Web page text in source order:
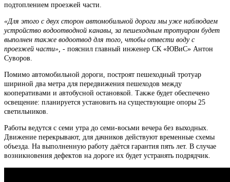
подтоплением проезжей части.
«Для этого с двух сторон автомобильной дороги мы уже наблюдаем
устройство водоотводной канавы, за пешеходным тротуаром будет
выполнен также водоотвод для того, чтобы отвести воду с
проезжей части», - пояснил главный инженер СК «ЮВиС» Антон
Суворов.
Помимо автомобильной дороги, построят пешеходный тротуар
шириной два метра для передвижения пешеходов между
кооперативами и автобусной остановкой. Также будет обеспечено
освещение: планируется установить на существующие опоры 25
светильников.
Работы ведутся с семи утра до семи-восьми вечера без выходных.
Движение перекрывают, для дачников действуют временные схемы
объезда. На выполненную работу даётся гарантия пять лет. В случае
возникновения дефектов на дороге их будет устранять подрядчик.